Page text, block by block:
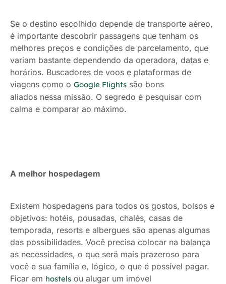
Se o destino escolhido depende de transporte aéreo,
é importante descobrir passagens que tenham os
melhores preços e condições de parcelamento, que
variam bastante dependendo da operadora, datas e
horários. Buscadores de voos e plataformas de
viagens como o Google Flights são bons
aliados nessa missão. O segredo é pesquisar com
calma e comparar ao máximo.
A melhor hospedagem
Existem hospedagens para todos os gostos, bolsos e
objetivos: hotéis, pousadas, chalés, casas de
temporada, resorts e albergues são apenas algumas
das possibilidades. Você precisa colocar na balança
as necessidades, o que será mais prazeroso para
você e sua família e, lógico, o que é possível pagar.
Ficar em hostels ou alugar um imóvel